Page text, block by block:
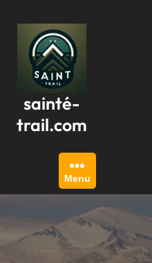
contenu
sainté-
trail.com
Menu